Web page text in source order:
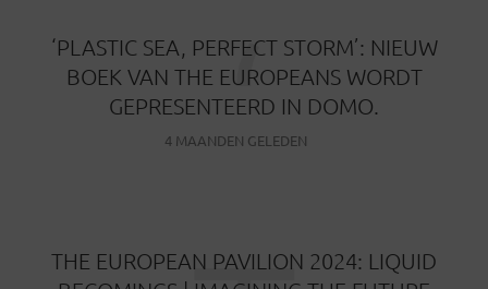
‘PLASTIC SEA, PERFECT STORM’: NIEUW
BOEK VAN THE EUROPEANS WORDT
GEPRESENTEERD IN DOMO.
4 MAANDEN GELEDEN
‘
THE EUROPEAN PAVILION 2024: LIQUID